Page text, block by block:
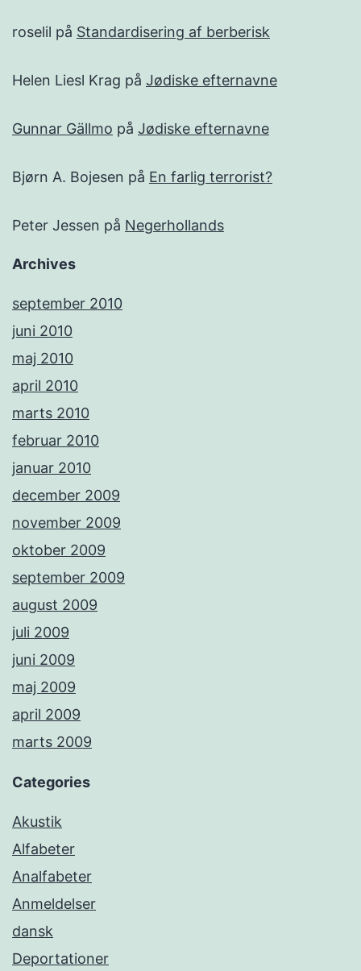
roselil på Standardisering af berberisk
Helen Liesl Krag på Jødiske efternavne
Gunnar Gällmo på Jødiske efternavne
Bjørn A. Bojesen på En farlig terrorist?
Peter Jessen på Negerhollands
Archives
september 2010
juni 2010
maj 2010
april 2010
marts 2010
februar 2010
januar 2010
december 2009
november 2009
oktober 2009
september 2009
august 2009
juli 2009
juni 2009
maj 2009
april 2009
marts 2009
Categories
Akustik
Alfabeter
Analfabeter
Anmeldelser
dansk
Deportationer